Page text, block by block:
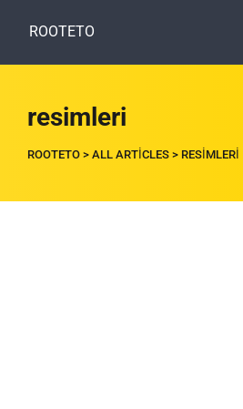
ROOTETO
resimleri
ROOTETO > ALL ARTICLES > RESIMLERI